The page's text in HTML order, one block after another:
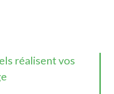
réalisent vos